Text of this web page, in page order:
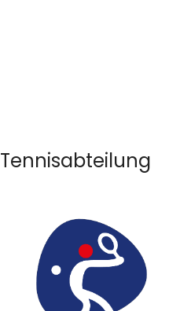
Tennisabteilung